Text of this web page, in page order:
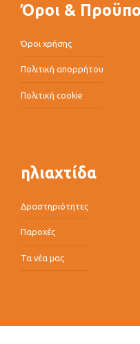
Όροι &
Όροι χρήσης
Πολιτική απορρήτου
Πολιτική cookie
ηλιαχτίδα
Δραστηριότητες
Παροχές
Τα νέα μας